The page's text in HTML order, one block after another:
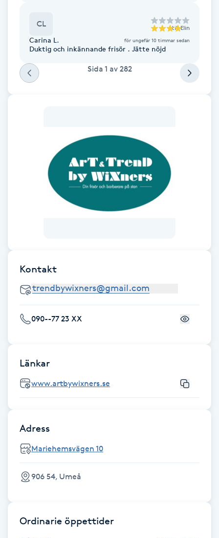
Kostrådgivning
Kroppsinpackning
Kroppspeeling
Kärlbehandling
Laserbehandling
LED-ljusterapi
Liktornar
LPG-behandling
Luggklippning
Lymfmassage
Makeup
Manikyr & Pedikyr
CL till Elin
Carina L. för ungefär 10 timmar sedan
Duktig och inkännande frisör . Jätte nöjd
Sida 1 av 282
Kontakt
090--77 23 XX
Länkar
www.artbywixners.se
Adress
Mariehemsvägen 10
906 54, Umeå
Ordinarie öppettider